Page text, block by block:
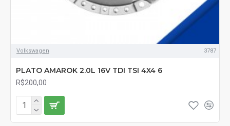
Volkswagen 3787
PLATO AMAROK 2.0L 16V TDI TSI 4X4 6
R$200,00